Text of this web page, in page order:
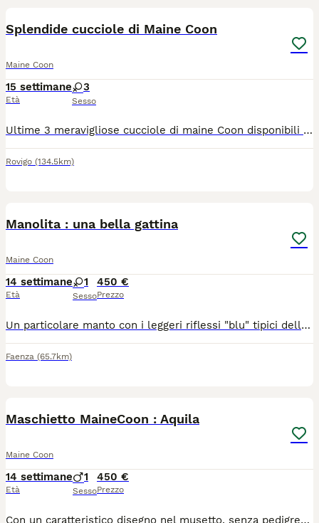
Splendide cucciole di Maine Coon
Maine Coon
15 settimane
Età
3
Sesso
Ultime 3 meravigliose cucciole di maine Coon disponibili da fine giugno. Verranno cedute con prima vaccinazione, sverminazione, prima visita di accertamento di buona salute e kit cucciolo. Prezzo trattabile.
Rovigo (134.5km)
Manolita : una bella gattina
Maine Coon
14 settimane
Età
1
Sesso
450 €
Prezzo
Un particolare manto con i leggeri riflessi "blu" tipici della razza, sebbene senza pedigree in quanto la madre non ne è dotata a differenza del padre che è un campione MaineCoon con pedigree ( 14kg) . Abituata alla lettiera, sverminata e vaccinata Une delle più belle femminucce della cucciolata.
Faenza (65.7km)
Maschietto MaineCoon : Aquila
Maine Coon
14 settimane
Età
1
Sesso
450 €
Prezzo
Con un caratteristico disegno nel musetto, senza pedigree, sverminato, vaccinato, abituato alla lettiera e svezzato ha un carattere davvero dolcissimo, molto abituato al contatto umano